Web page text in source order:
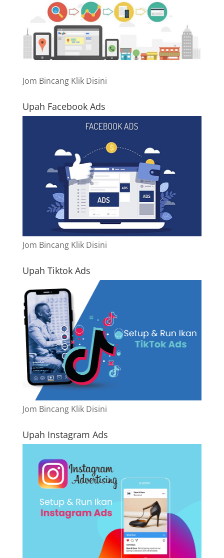
Jom Bincang Klik Disini
Upah Facebook Ads
Jom Bincang Klik Disini
Upah Tiktok Ads
Jom Bincang Klik Disini
Upah Instagram Ads